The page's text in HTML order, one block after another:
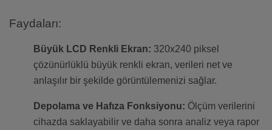
Faydaları:
Büyük LCD Renkli Ekran: 320x240 piksel
çözünürlüklü büyük renkli ekran, verileri net ve
anlaşılır bir şekilde görüntülemenizi sağlar.
Depolama ve Hafıza Fonksiyonu: Ölçüm verilerini
cihazda saklayabilir ve daha sonra analiz veya rapor